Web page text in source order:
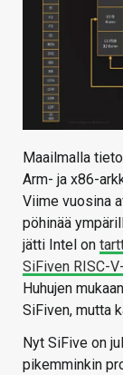
HAKU
Maailmalla
Arm- ja x86-
Viime vuosina
pöhinää
jätti Intel on
SiFiven RISC-
Huhujen
SiFiven, mutta
Nyt SiFive on
pikemminkin